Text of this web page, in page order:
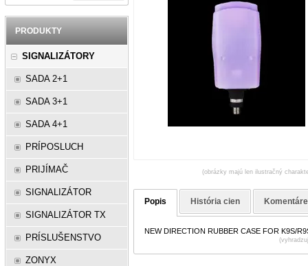
PRODUKTY
SIGNALIZÁTORY
SADA 2+1
SADA 3+1
SADA 4+1
PRÍPOSLUCH
PRIJÍMAČ
SIGNALIZÁTOR
SIGNALIZÁTOR TX
PRÍSLUŠENSTVO
ZONYX
(obrázky majú len ilustračný
Popis História cien Komentáre
NEW DIRECTION RUBBER CASE FOR K9S/